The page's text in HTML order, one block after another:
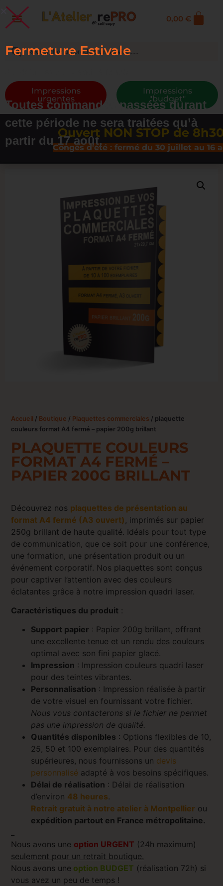
0,00 €
Impressions
urgentes
Impressions
"budget"
Ouvert NON STOP de 8h30
Congés d'été : fermé du 30 juillet au 16
Accueil / Boutique / Plaquettes commerciales / plaquette
couleurs format A4 fermé – papier 200g brillant
PLAQUETTE COULEURS
FORMAT A4 FERMÉ –
PAPIER 200G BRILLANT
Découvrez nos plaquettes de présentation au
format A4 fermé (A3 ouvert) , imprimés sur papier
250g brillant de haute qualité. Idéals pour tout type
de communication, que ce soit pour une conférence,
une formation, une présentation produit ou un
événement corporatif. Nos plaquettes sont conçus
pour captiver l’attention avec des couleurs
éclatantes grâce à notre impression quadri laser.
Caractéristiques du produit :
Support papier : Papier 200g brillant, offrant
une excellente tenue et un rendu des couleurs
optimal avec son fini papier glacé.
Impression : Impression couleurs quadri laser
pour des teintes vibrantes.
Personnalisation : Impression réalisée à partir
de votre visuel en fournissant votre fichier.
Nous vous contacterons si le fichier ne permet
pas une impression de qualité.
Quantités disponibles : Options flexibles de 10,
25, 50 et 100 exemplaires. Pour des quantités
supérieures, nous fournissons un devis
personnalisé adapté à vos besoins spécifiques.
Délai de réalisation : Délai de réalisation
d’environ 48 heures.
Retrait gratuit à notre atelier à Montpellier ou
expédition partout en France métropolitaine.
Nous avons une option URGENT (24h maximum)
seulement pour un retrait boutique.
Nous avons une option BUDGET (réalisation 72h) si
vous avez un peu de temps !
Fermeture Estivale
Toutes commandes passées durant
cette période ne sera traitées qu’à
partir du 17 août.